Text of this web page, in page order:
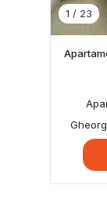
1 / 23